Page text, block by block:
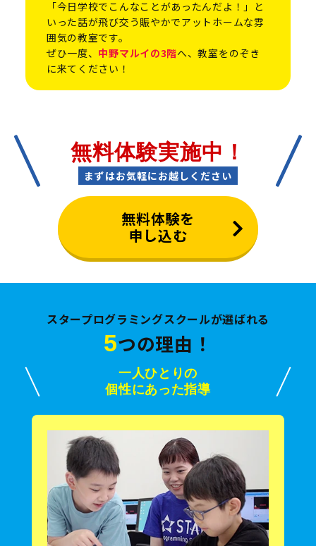
「今日学校でこんなことがあったんだよ！」と
いった話が飛び交う賑やかでアットホームな雰
囲気の教室です。
ぜひ一度、 中野マルイの3階へ、教室をのぞき
に来てください！
無料体験実施中！
まずはお気軽にお越しください
無料体験を
申し込む
スタープログラミングスクールが選ばれる
5つの理由！
一人ひとりの
個性にあった指導